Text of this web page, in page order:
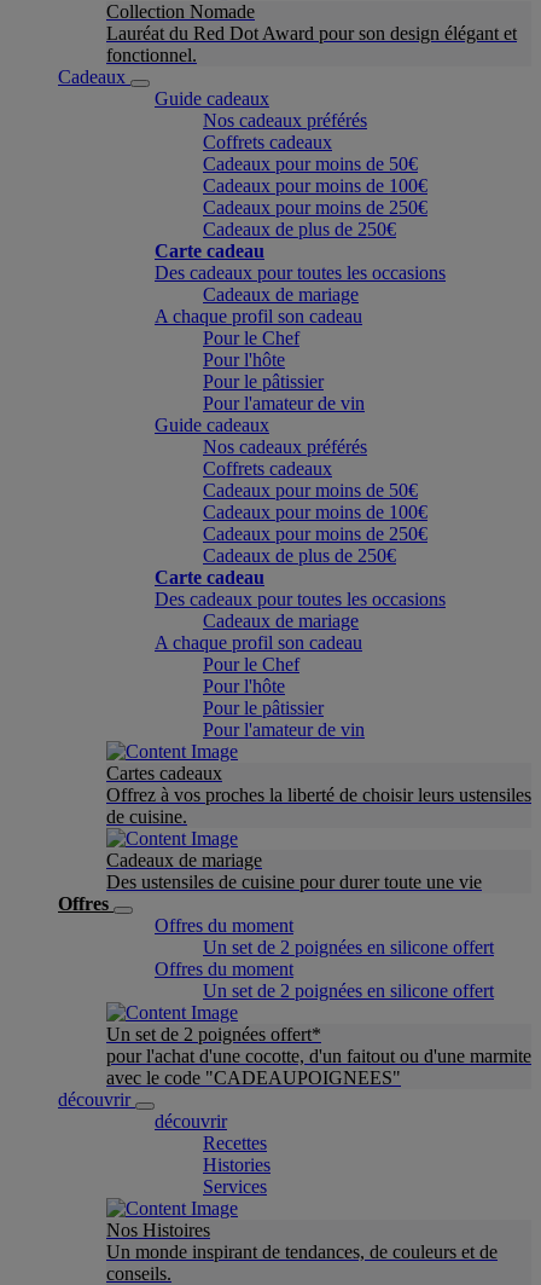
Collection Nomade
Lauréat du Red Dot Award pour son design élégant et
fonctionnel.
Cadeaux
Guide cadeaux
Nos cadeaux préférés
Coffrets cadeaux
Cadeaux pour moins de 50€
Cadeaux pour moins de 100€
Cadeaux pour moins de 250€
Cadeaux de plus de 250€
Carte cadeau
Des cadeaux pour toutes les occasions
Cadeaux de mariage
A chaque profil son cadeau
Pour le Chef
Pour l'hôte
Pour le pâtissier
Pour l'amateur de vin
Guide cadeaux
Nos cadeaux préférés
Coffrets cadeaux
Cadeaux pour moins de 50€
Cadeaux pour moins de 100€
Cadeaux pour moins de 250€
Cadeaux de plus de 250€
Carte cadeau
Des cadeaux pour toutes les occasions
Cadeaux de mariage
A chaque profil son cadeau
Pour le Chef
Pour l'hôte
Pour le pâtissier
Pour l'amateur de vin
Cartes cadeaux
Offrez à vos proches la liberté de choisir leurs ustensiles
de cuisine.
Cadeaux de mariage
Des ustensiles de cuisine pour durer toute une vie
Offres
Offres du moment
Un set de 2 poignées en silicone offert
Offres du moment
Un set de 2 poignées en silicone offert
Un set de 2 poignées offert*
pour l'achat d'une cocotte, d'un faitout ou d'une marmite
avec le code "CADEAUPOIGNEES"
découvrir
découvrir
Recettes
Histories
Services
Nos Histoires
Un monde inspirant de tendances, de couleurs et de
conseils.